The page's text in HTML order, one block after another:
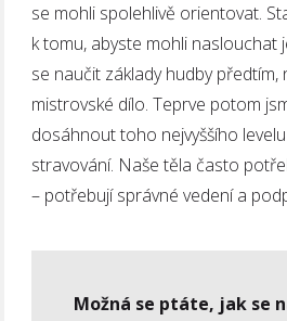
se mohli spolehlivě orientovat.
k tomu, abyste mohli naslouchat
se naučit základy hudby předtím,
mistrovské dílo. Teprve potom
dosáhnout toho nejvyššího
stravování. Naše těla často
– potřebují správné vedení a
Možná se ptáte, jak se